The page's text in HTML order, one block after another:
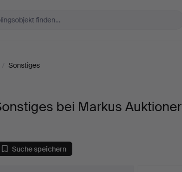
/ Sonstiges
bei Markus Auktioner
Suche speichern